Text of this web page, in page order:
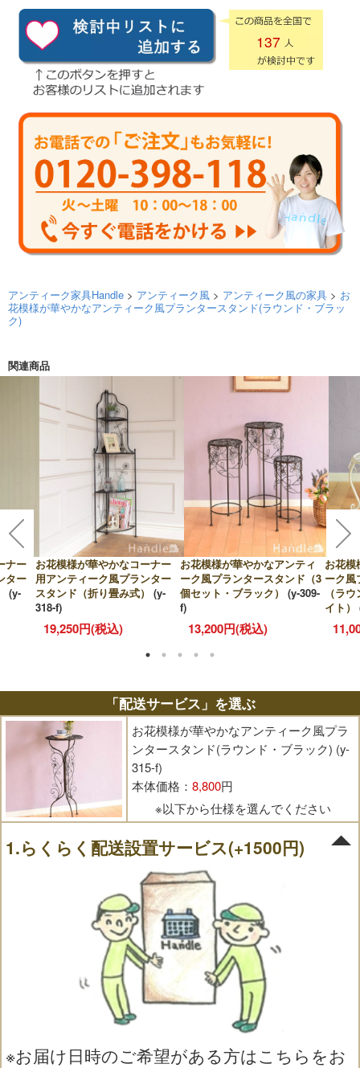
137
アンティーク家具Handle > アンティーク風 > アンティーク風の家具 > お
花模様が華やかなアンティーク風プランタースタンド(ラウンド・ブラッ
ク)
関連商品
ナー
ター
(y-
お花模様が華やかなコーナー
用アンティーク風プランター
スタンド（折り畳み式）
(y-
318-f)
19,250円(税込)
お花模様が華やかなアンティ
ーク風プランタースタンド（3
個セット・ブラック）
(y-309-
f)
13,200円(税込)
お花模
ーク風
（ラ
イト）
「配送サービス」を選ぶ
お花模様が華やかなアンティーク風プラ
ンタースタンド(ラウンド・ブラック) (y-
315-f)
本体価格： 8,800円
※以下から仕様を選んでください
1.らくらく配送設置サービス(+1500円)
※お届け日時のご希望がある方はこちらをお